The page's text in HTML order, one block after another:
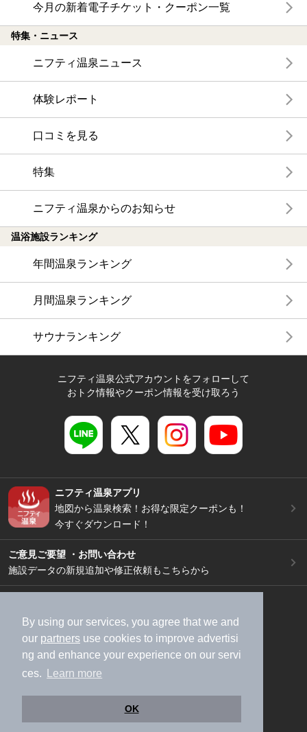
By using our services, you agree that we and
our partners use cookies to improve advertisi
ng and enhance your experience on our servi
ces.
Learn more
OK
今月の新着電子チケット・クーポン一覧
特集・ニュース
ニフティ温泉ニュース
体験レポート
口コミを見る
特集
ニフティ温泉からのお知らせ
温浴施設ランキング
年間温泉ランキング
月間温泉ランキング
サウナランキング
ニフティ温泉公式アカウントをフォローして
おトク情報やクーポン情報を受け取ろう
ニフティ温泉アプリ
地図から温泉検索！お得な限定クーポンも！
今すぐダウンロード！
ご意見ご要望 ・お問い合わせ
施設データの新規追加や修正依頼もこちらから
加盟店募集（資料請求）
広告出稿のご案内
利用規約
ライフスタイルMEMBERS+規約
特定商取引法に基づく表記
ヘルプ
採用情報
運営会社